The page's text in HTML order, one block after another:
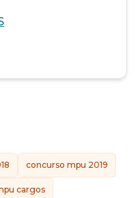
concurso mpu 2019
cargos